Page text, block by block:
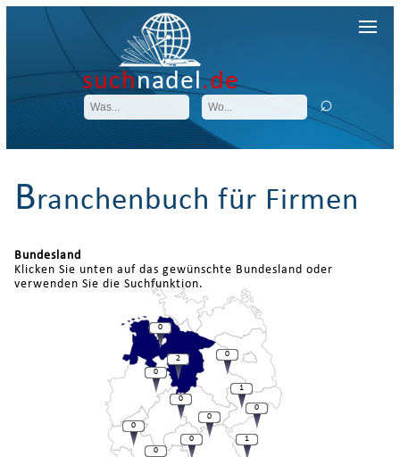
suchnadel.de
Branchenbuch für Firmen
Bundesland
Klicken Sie unten auf das gewünschte Bundesland oder
verwenden Sie die Suchfunktion.
1
0
0
1
0
0
2
0
0
0
0
0